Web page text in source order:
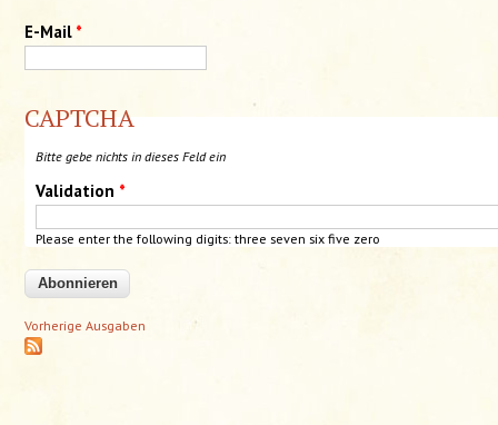
E-Mail *
CAPTCHA
Bitte gebe nichts in dieses Feld ein
Validation *
Please enter the following digits: three seven six five zero
Vorherige Ausgaben